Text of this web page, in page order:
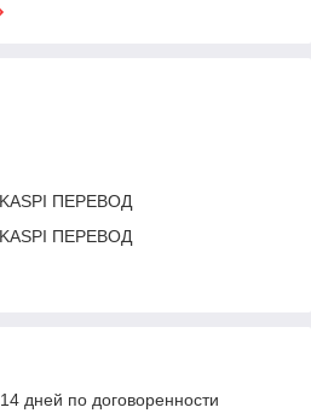
KASPI ПЕРЕВОД
KASPI ПЕРЕВОД
дней по договоренности